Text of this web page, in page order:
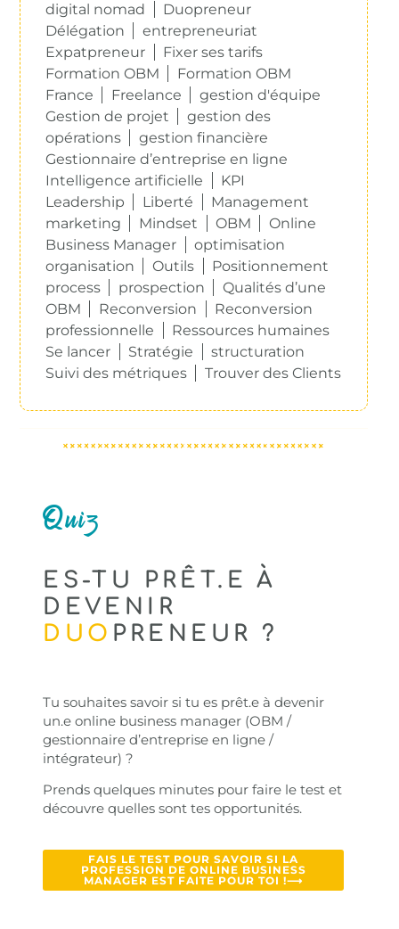
digital nomad
Duopreneur
Délégation
entrepreneuriat
Expatpreneur
Fixer ses tarifs
Formation OBM
Formation OBM
France
Freelance
gestion d'équipe
Gestion de projet
gestion des
opérations
gestion financière
Gestionnaire d’entreprise en ligne
Intelligence artificielle
KPI
Leadership
Liberté
Management
marketing
Mindset OBM
Online
Business Manager
optimisation
organisation
Outils
Positionnement
process
prospection
Qualités d’une
OBM
Reconversion
Reconversion
professionnelle
Ressources humaines
Se lancer
Stratégie
structuration
Suivi des métriques
Trouver des Clients
Quiz
ES-TU PRÊT.E À
DEVENIR
DUO PRENEUR ?
Tu souhaites savoir si tu es prêt.e à devenir
un.e online business manager (OBM /
gestionnaire d’entreprise en ligne /
intégrateur) ?
Prends quelques minutes pour faire le test et
découvre quelles sont tes opportunités.
FAIS LE TEST POUR SAVOIR SI LA
PROFESSION DE ONLINE BUSINESS
MANAGER EST FAITE POUR TOI !⟶